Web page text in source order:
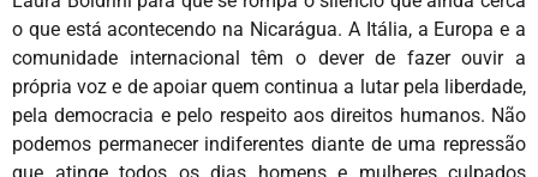
o que está acontecendo na Nicarágua. A Itália, a Europa e a
comunidade internacional têm o dever de fazer ouvir a
própria voz e de apoiar quem continua a lutar pela liberdade,
pela democracia e pelo respeito aos direitos humanos. Não
podemos permanecer indiferentes diante de uma repressão